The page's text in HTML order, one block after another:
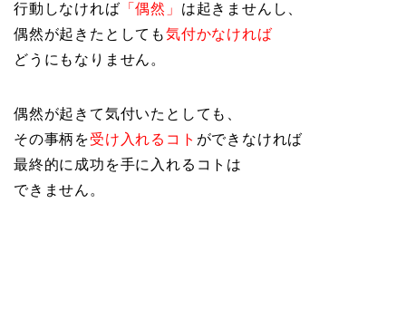
行動しなければ 「偶然」 は起きませんし、
偶然が起きたとしても気付かなければ
どうにもなりません。
偶然が起きて気付いたとしても、
その事柄を受け入れるコト ができなければ
最終的に成功を手に入れるコトは
できません。